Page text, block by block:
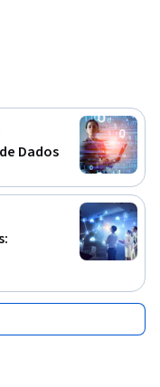
Dados